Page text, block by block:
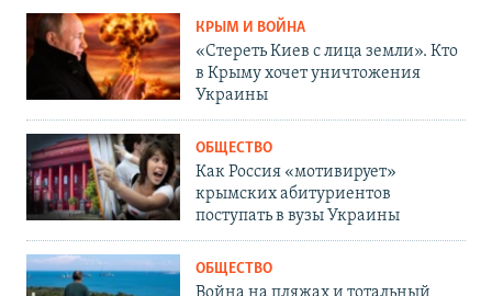
КРЫМ И ВОЙНА
«Стереть Киев с лица земли». Кто
в Крыму хочет уничтожения
Украины
ОБЩЕСТВО
Как Россия «мотивирует»
крымских абитуриентов
поступать в вузы Украины
ОБЩЕСТВО